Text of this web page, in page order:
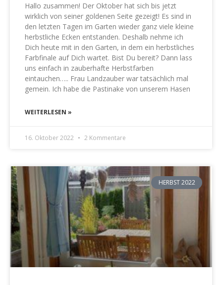
Hallo zusammen! Der Oktober hat sich bis jetzt
wirklich von seiner goldenen Seite gezeigt! Es sind in
den letzten Tagen im Garten wieder ganz viele kleine
herbstliche Ecken entstanden. Deshalb nehme ich
Dich heute mit in den Garten, in dem ein herbstliches
Farbfinale auf Dich wartet. Bist Du bereit? Dann lass
uns einfach in zauberhafte Herbstfarben
eintauchen….. Frau Landzauber war tatsächlich mal
gemein. Ich habe die Pastinake von unserem Hasen
WEITERLESEN »
16. Oktober 2022 2 Kommentare
HERBST 2022